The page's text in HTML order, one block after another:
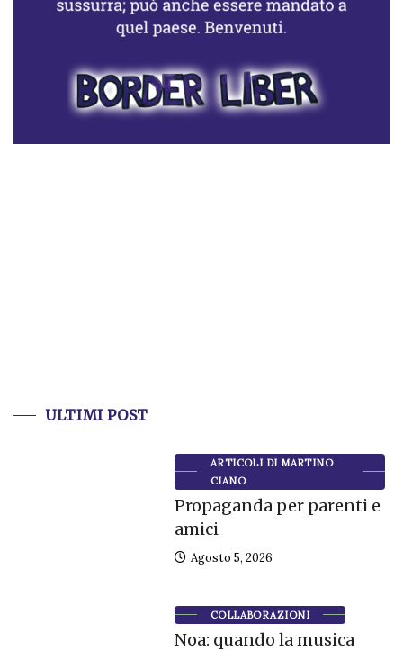
ULTIMI POST
ARTICOLI DI MARTINO
CIANO
Propaganda per parenti e
amici
Agosto 5, 2026
COLLABORAZIONI
Noa: quando la musica